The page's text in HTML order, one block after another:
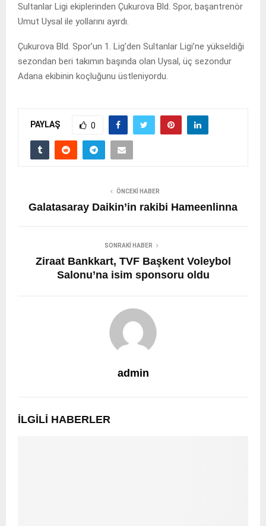
Sultanlar Ligi ekiplerinden Çukurova Bld. Spor, başantrenör
Umut Uysal ile yollarını ayırdı.
Çukurova Bld. Spor’un 1. Lig’den Sultanlar Ligi’ne yükseldiği
sezondan beri takımın başında olan Uysal, üç sezondur
Adana ekibinin koçluğunu üstleniyordu.
PAYLAŞ 0
ÖNCEKI HABER
Galatasaray Daikin’in rakibi Hameenlinna
SONRAKI HABER
Ziraat Bankkart, TVF Başkent Voleybol
Salonu’na isim sponsoru oldu
admin
İLGILI HABERLER